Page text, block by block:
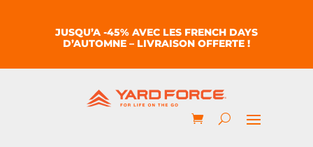
JUSQU’A -45% AVEC LES FRENCH DAYS
D’AUTOMNE – LIVRAISON OFFERTE !